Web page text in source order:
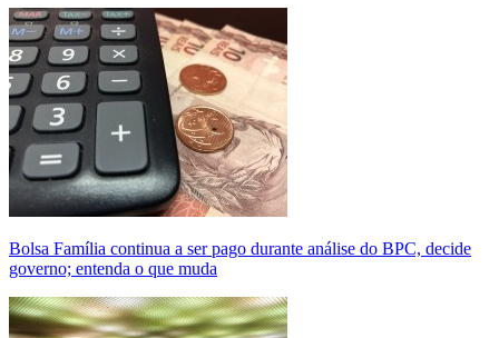
Bolsa Família continua a ser pago durante análise do BPC, decide
governo; entenda o que muda